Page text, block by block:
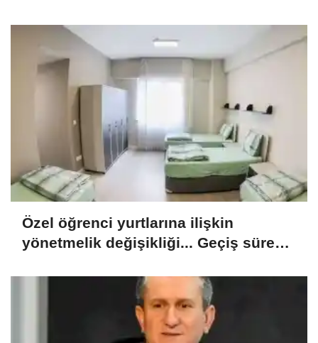
Özel öğrenci yurtlarına ilişkin
yönetmelik değişikliği... Geçiş süresi